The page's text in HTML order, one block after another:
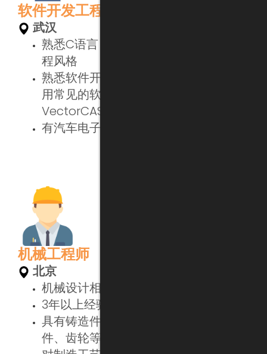
软件开发工程师
武汉
熟悉C语言，具有良好的编程能力和编
程风格
熟悉软件开发、测试流程，能够熟练使
用常见的软件开发测试工具CANoe、
VectorCAST等
有汽车电子软件开发经验的优先考虑
机械工程师
北京
机械设计相关专业本科或以上学历
3年以上经验，英文流利
具有铸造件（铁、铝合金......）、注塑
件、齿轮等的设计和绘图能力